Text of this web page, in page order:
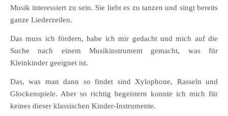
Musik interessiert zu sein. Sie liebt es zu tanzen und singt bereits
ganze Liederzeilen.
Das muss ich fördern, habe ich mir gedacht und mich auf die
Suche nach einem Musikinstrument gemacht, was für
Kleinkinder geeignet ist.
Das, was man dann so findet sind Xylophone, Rasseln und
Glockenspiele. Aber so richtig begeistern konnte ich mich für
keines dieser klassischen Kinder-Instrumente.